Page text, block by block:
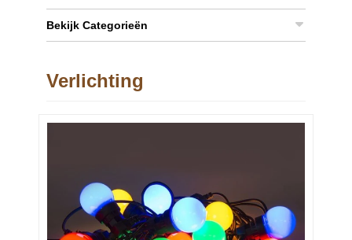
Bekijk Categorieën
Verlichting